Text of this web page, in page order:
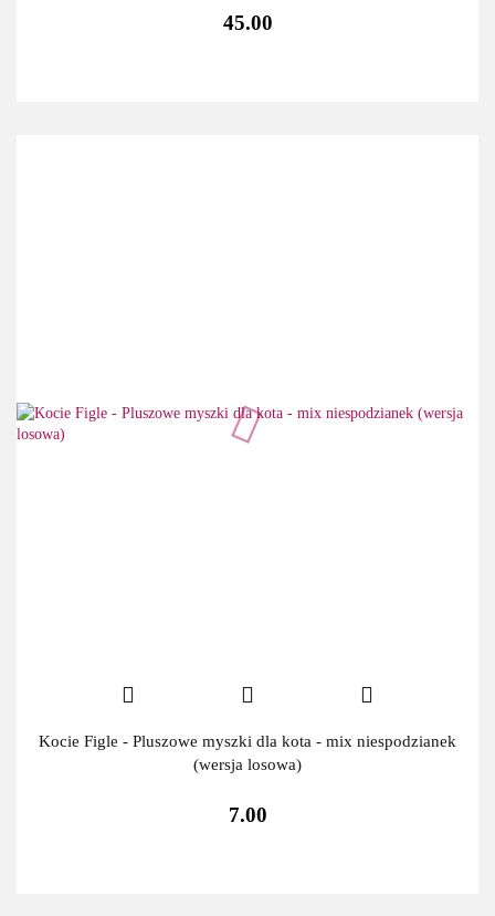
45.00
Kocie Figle - Pluszowe myszki dla kota - mix niespodzianek
(wersja losowa)
7.00